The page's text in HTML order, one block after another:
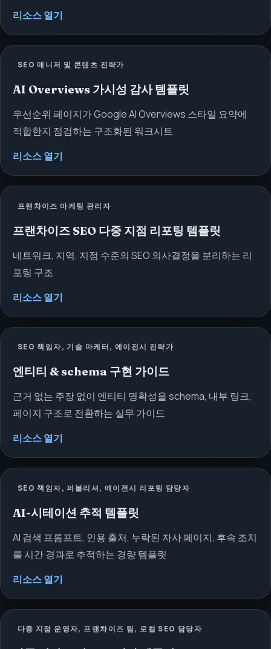
리소스 열기
SEO 매니저 및 콘텐츠 전략가
AI Overviews 가시성 감사 템플릿
우선순위 페이지가 Google AI Overviews 스타일 요약에
적합한지 점검하는 구조화된 워크시트
리소스 열기
프랜차이즈 마케팅 관리자
프랜차이즈 SEO 다중 지점 리포팅 템플릿
네트워크, 지역, 지점 수준의 SEO 의사결정을 분리하는 리
포팅 구조
리소스 열기
SEO 책임자, 기술 마케터, 에이전시 전략가
엔티티 & schema 구현 가이드
근거 없는 주장 없이 엔티티 명확성을 schema, 내부 링크,
페이지 구조로 전환하는 실무 가이드
리소스 열기
SEO 책임자, 퍼블리셔, 에이전시 리포팅 담당자
AI-시테이션 추적 템플릿
AI 검색 프롬프트, 인용 출처, 누락된 자사 페이지, 후속 조치
를 시간 경과로 추적하는 경량 템플릿
리소스 열기
다중 지점 운영자, 프랜차이즈 팀, 로컬 SEO 담당자